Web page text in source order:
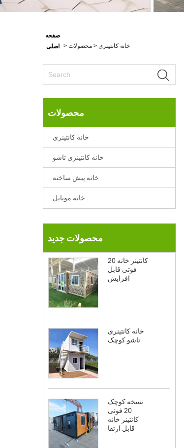
صفحه
اصلی
> محصولات > خانه کانتینری
محصولات
خانه کانتینری
خانه کانتینری تاشو
خانه پیش ساخته
خانه موبایل
محصولات جدید
کانتینر خانه 20
فوتی قابل
افزایش
خانه کانتینری
تاشو کوچک
نسخه کوچک
20 فوتی
کانتینر خانه
قابل ارتقا